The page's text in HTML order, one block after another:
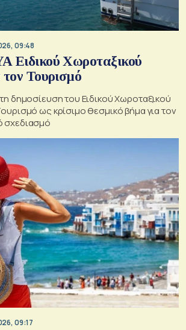
09:48
Ειδικού Χωροταξικού
Τουρισμό
δημοσίευση του Ειδικού Χωροταξικού
ως κρίσιμο θεσμικό βήμα για τον
σχεδιασμό
09:17